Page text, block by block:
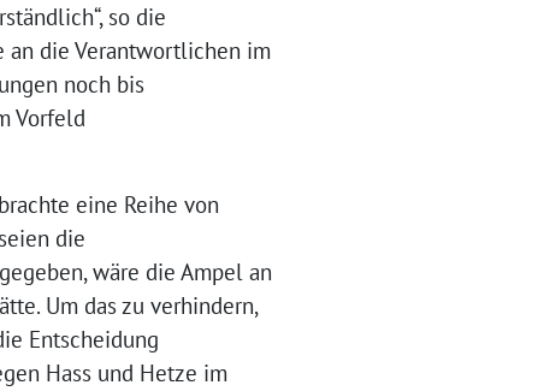
so die
an die Verantwortlichen im
noch bis
Vorfeld
eine Reihe von
die
wäre die Ampel an
Um das zu verhindern,
Entscheidung
Hass und Hetze im